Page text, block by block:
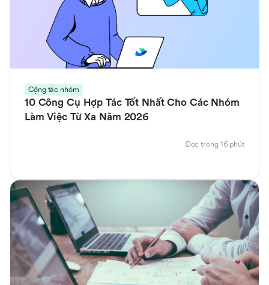
Cộng tác nhóm
10 Công Cụ Hợp Tác Tốt Nhất Cho Các Nhóm
Làm Việc Từ Xa Năm 2026
Đọc trong 16 phút